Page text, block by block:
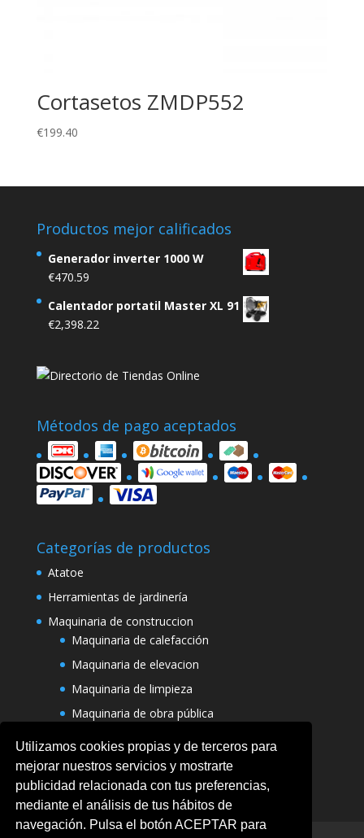
Utilizamos cookies propias y de terceros para
mejorar nuestros servicios y mostrarte
publicidad relacionada con tus preferencias,
mediante el análisis de tus hábitos de
navegación. Pulsa el botón ACEPTAR para
Cortasetos ZMDP552
€199.40
Productos mejor calificados
Generador inverter 1000 W
€470.59
Calentador portatil Master XL 91
€2,398.22
Métodos de pago aceptados
Categorías de productos
Atatoe
Herramientas de jardinería
Maquinaria de construccion
Maquinaria de calefacción
Maquinaria de elevacion
Maquinaria de limpieza
Maquinaria de obra pública
Varias maquinarias